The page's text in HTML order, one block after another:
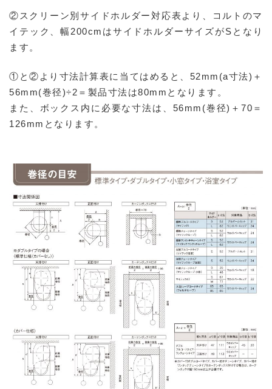
②スクリーン別サイドホルダー対応表より、コルトのマ
イテック、幅200cmはサイドホルダーサイズがSとなり
ます。
①と②より寸法計算表に当てはめると、52mm(a寸法)＋
56mm(巻径)÷2＝製品寸法は80mmとなります。
また、ボックス内に必要な寸法は、56mm(巻径)＋70＝
126mmとなります。